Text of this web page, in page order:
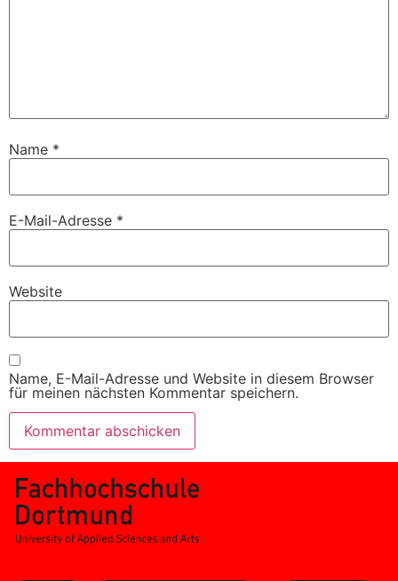
Name *
E-Mail-Adresse *
Website
Name, E-Mail-Adresse und Website in diesem Browser
für meinen nächsten Kommentar speichern.